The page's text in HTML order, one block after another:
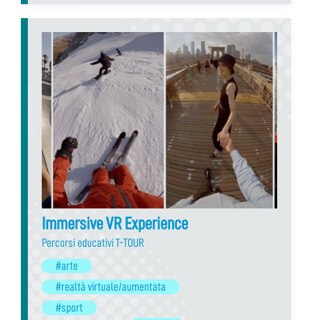
Immersive VR Experience
Percorsi educativi T-TOUR
#arte
#realtà virtuale/aumentata
#sport